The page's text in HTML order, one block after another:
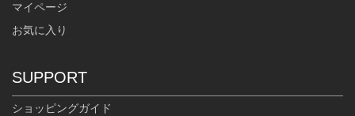
マイページ
お気に入り
SUPPORT
ショッピングガイド